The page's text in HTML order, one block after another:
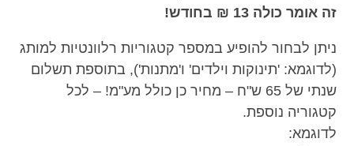
זה אומר כולה 13
₪ בחודש!
ניתן לבחור להופיע במספר קטגוריות רלוונטיות למותג
(לדוגמא: 'תינוקות וילדים' ו'מתנות'), בתוספת תשלום
שנתי של 65 ש"ח – מחיר כן כולל מע"מ! – לכל
קטגוריה נוספת.
לדוגמא: